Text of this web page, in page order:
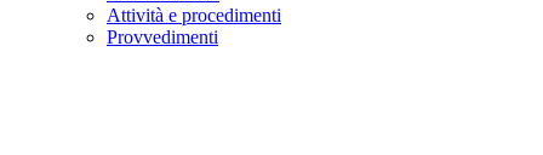
Attività e procedimenti
Provvedimenti